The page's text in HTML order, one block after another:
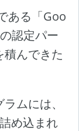
ある「Goo
認定パー
積んできた
ムには、
め込まれ